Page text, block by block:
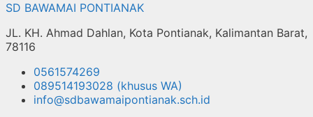
SD BAWAMAI PONTIANAK
JL. KH. Ahmad Dahlan, Kota Pontianak, Kalimantan Barat,
78116
0561574269
089514193028 (khusus WA)
info@sdbawamaipontianak.sch.id